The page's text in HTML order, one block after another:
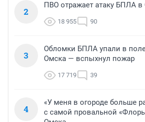
2
ПВО отражает атаку БПЛА в
18 955 90
3
Обломки БПЛА упали в поле
Омска — вспыхнул пожар
17 719 39
4
«У меня в огороде больше
с самой провальной